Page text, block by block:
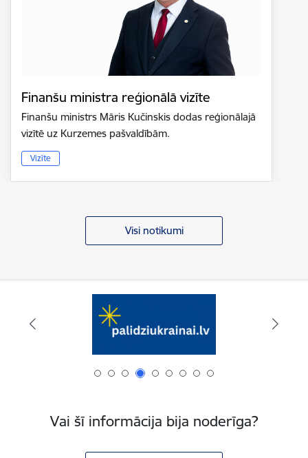
Finanšu ministra reģionālā vizīte
Finanšu ministrs Māris Kučinskis dodas reģionālajā
vizītē uz Kurzemes pašvaldībām.
Vizīte
Visi notikumi
Vai šī informācija bija noderīga?